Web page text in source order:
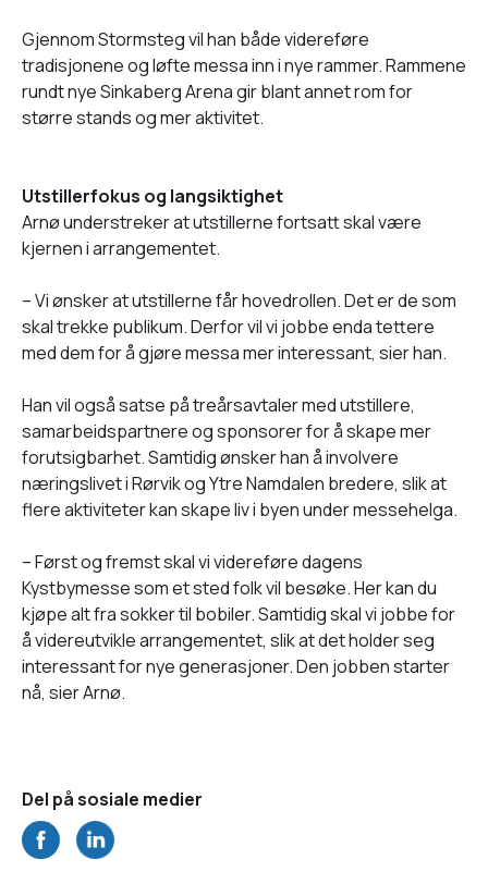
Gjennom Stormsteg vil han både videreføre
tradisjonene og løfte messa inn i nye rammer. Rammene
rundt nye Sinkaberg Arena gir blant annet rom for
større stands og mer aktivitet.
Utstillerfokus og langsiktighet
Arnø understreker at utstillerne fortsatt skal være
kjernen i arrangementet.
– Vi ønsker at utstillerne får hovedrollen. Det er de som
skal trekke publikum. Derfor vil vi jobbe enda tettere
med dem for å gjøre messa mer interessant, sier han.
Han vil også satse på treårsavtaler med utstillere,
samarbeidspartnere og sponsorer for å skape mer
forutsigbarhet. Samtidig ønsker han å involvere
næringslivet i Rørvik og Ytre Namdalen bredere, slik at
flere aktiviteter kan skape liv i byen under messehelga.
– Først og fremst skal vi videreføre dagens
Kystbymesse som et sted folk vil besøke. Her kan du
kjøpe alt fra sokker til bobiler. Samtidig skal vi jobbe for
å videreutvikle arrangementet, slik at det holder seg
interessant for nye generasjoner. Den jobben starter
nå, sier Arnø.
Del på sosiale medier